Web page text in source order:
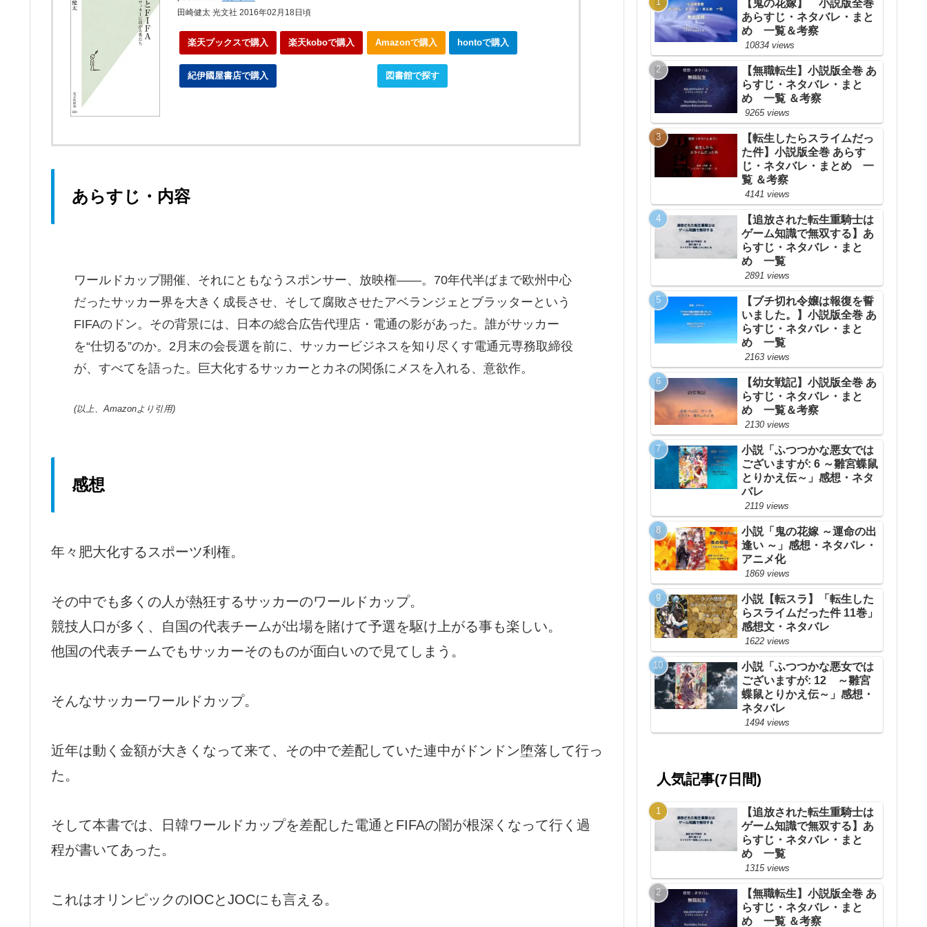
田崎健太 光文社 2016年02月18日頃
楽天ブックスで購入 楽天koboで購入 Amazonで購入 hontoで購入
紀伊國屋書店で購入 図書館で探す
あらすじ・内容
ワールドカップ開催、それにともなうスポンサー、放映権――。70年代半ばまで欧州中心
だったサッカー界を大きく成長させ、そして腐敗させたアベランジェとブラッターという
FIFAのドン。その背景には、日本の総合広告代理店・電通の影があった。誰がサッカー
を“仕切る”のか。2月末の会長選を前に、サッカービジネスを知り尽くす電通元専務取締役
が、すべてを語った。巨大化するサッカーとカネの関係にメスを入れる、意欲作。
(以上、Amazonより引用)
感想
年々肥大化するスポーツ利権。
その中でも多くの人が熱狂するサッカーのワールドカップ。
競技人口が多く、自国の代表チームが出場を賭けて予選を駆け上がる事も楽しい。
他国の代表チームでもサッカーそのものが面白いので見てしまう。
そんなサッカーワールドカップ。
近年は動く金額が大きくなって来て、その中で差配していた連中がドンドン堕落して行っ
た。
そして本書では、日韓ワールドカップを差配した電通とFIFAの闇が根深くなって行く過
程が書いてあった。
これはオリンピックのIOCとJOCにも言える。
【鬼の花嫁】 小説版全巻
あらすじ・ネタバレ・まと
め 一覧＆考察
10834 views
【無職転生】小説版全巻 あ
らすじ・ネタバレ・まと
め 一覧 ＆考察
9265 views
【転生したらスライムだっ
た件】小説版全巻 あらす
じ・ネタバレ・まとめ 一
覧 ＆考察
4141 views
【追放された転生重騎士は
ゲーム知識で無双する】あ
らすじ・ネタバレ・まと
め 一覧
2891 views
【ブチ切れ令嬢は報復を誓
いました。】小説版全巻 あ
らすじ・ネタバレ・まと
め 一覧
2163 views
【幼女戦記】小説版全巻 あ
らすじ・ネタバレ・まと
め 一覧＆考察
2130 views
小説「ふつつかな悪女では
ございますが: 6 ～雛宮蝶鼠
とりかえ伝～」感想・ネタ
バレ
2119 views
小説「鬼の花嫁 ～運命の出
逢い ～」感想・ネタバレ・
アニメ化
1869 views
小説【転スラ】「転生した
らスライムだった件 11巻」
感想文・ネタバレ
1622 views
小説「ふつつかな悪女では
ございますが: 12 ～雛宮
蝶鼠とりかえ伝～」感想・
ネタバレ
1494 views
人気記事(7日間)
【追放された転生重騎士は
ゲーム知識で無双する】あ
らすじ・ネタバレ・まと
め 一覧
1315 views
【無職転生】小説版全巻 あ
らすじ・ネタバレ・まと
め 一覧 ＆考察